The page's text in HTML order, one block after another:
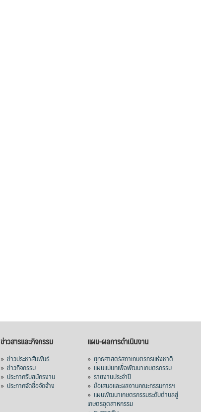
ข่าวสารและกิจกรรม
»ข่าวประชาสัมพันธ์
»ข่าวกิจกรรม
»ประกาศรับสมัครงาน
»ประกาศจัดซื้อจัดจ้าง
แผน-ผลการดำเนินงาน
» ยุทธศาสตร์สภาเกษตรกรแห่งชาติ
» แผนแม่บทเพื่อพัฒนาเกษตรกรรม
» รายงานประจำปี
» ข้อเสนอและผลงานคณะกรรมการฯ
» แผนพัฒนาเกษตรกรรมระดับตำบลสู่
เกษตรอุตสาหกรรม